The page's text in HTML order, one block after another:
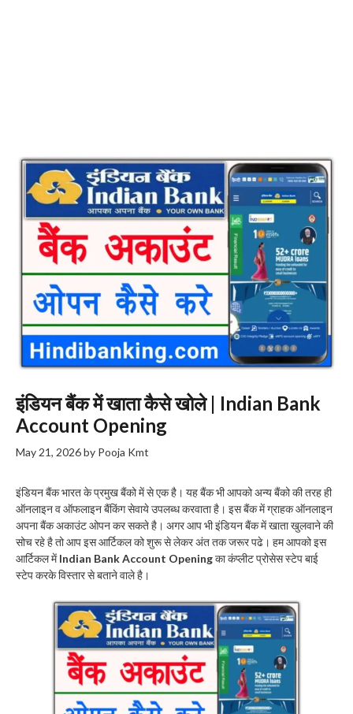
इंडियन बैंक में खाता कैसे खोले | Indian Bank
Account Opening
May 21, 2026by Pooja Kmt
इंडियन बैंक भारत के प्रमुख बैंको में से एक है। यह बैंक भी आपको अन्य बैंको की तरह ही
ऑनलाइन व ऑफलाइन बैंकिंग सेवाये उपलब्ध करवाता है। इस बैंक में ग्राहक ऑनलाइन
अपना बैंक अकाउंट ओपन कर सकते है। अगर आप भी इंडियन बैंक में खाता खुलवाने की
सोच रहे है तो आप इस आर्टिकल को शुरू से लेकर अंत तक जरूर पढे। हम आपको इस
आर्टिकल मेंIndian Bank Account Openingका कंप्लीट प्रोसेस स्टेप बाई
स्टेप करके विस्तार से बताने वाले है।